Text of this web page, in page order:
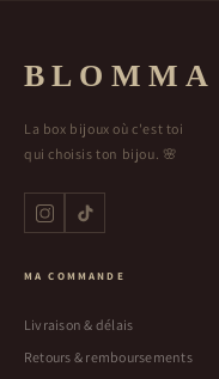
BLOMMA
La box bijoux où c'est toi
qui choisis ton bijou. 🌸
MA COMMANDE
Livraison & délais
Retours & remboursements